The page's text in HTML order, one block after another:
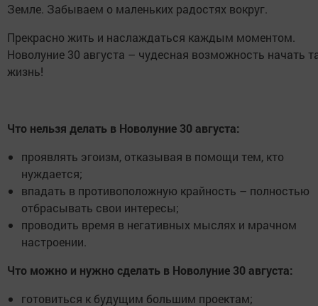
Земле. Забываем о маленьких радостях вокруг.
Прекрасно жить и наслаждаться каждым моментом.
Новолуние 30 августа – чудесная возможность начать
жизнь!
Что нельзя делать в Новолуние 30 августа:
проявлять эгоизм, отказывая в помощи тем, кто
нуждается;
впадать в противоположную крайность – полностью
отбрасывать свои интересы;
проводить время в негативных мыслях и мрачном
настроении.
Что можно и нужно сделать в Новолуние 30 августа:
готовиться к будущим большим проектам;